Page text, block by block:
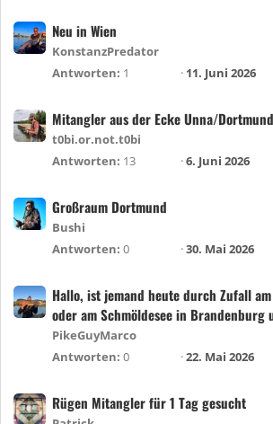
Neu in Wien
KonstanzPredator
Antworten 1 11. Juni 2026
Mitangler aus der Ecke Unna/
t0bi.or.not.t0bi
Antworten 13 6. Juni 2026
Großraum Dortmund
Bushi
Antworten 0 30. Mai 2026
Hallo, ist jemand heute durch Zufall
oder am Schmöldesee in Brandenburg
PikeGuyMarco
Antworten 0 22. Mai 2026
Rügen Mitangler für 1 Tag gesucht